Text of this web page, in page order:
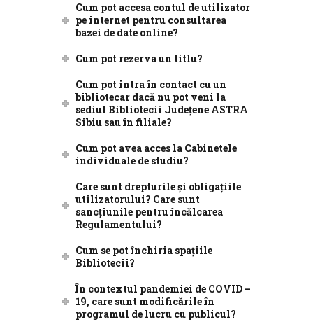
Cum pot accesa contul de utilizator
pe internet pentru consultarea
bazei de date online?
Cum pot rezerva un titlu?
Cum pot intra în contact cu un
bibliotecar dacă nu pot veni la
sediul Bibliotecii Județene ASTRA
Sibiu sau în filiale?
Cum pot avea acces la Cabinetele
individuale de studiu?
Care sunt drepturile și obligațiile
utilizatorului? Care sunt
sancțiunile pentru încălcarea
Regulamentului?
Cum se pot închiria spațiile
Bibliotecii?
În contextul pandemiei de COVID –
19, care sunt modificările în
programul de lucru cu publicul?